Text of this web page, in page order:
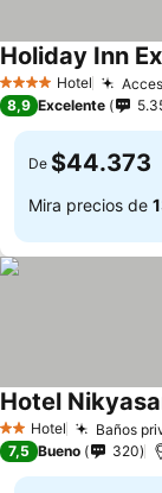
4 EstrellasHotel
Holiday Inn
8,9 Excelente
De $44.373
Mira precios de
2 Estrellas
Hotel Baños
Hotel
7,5 Bueno 320